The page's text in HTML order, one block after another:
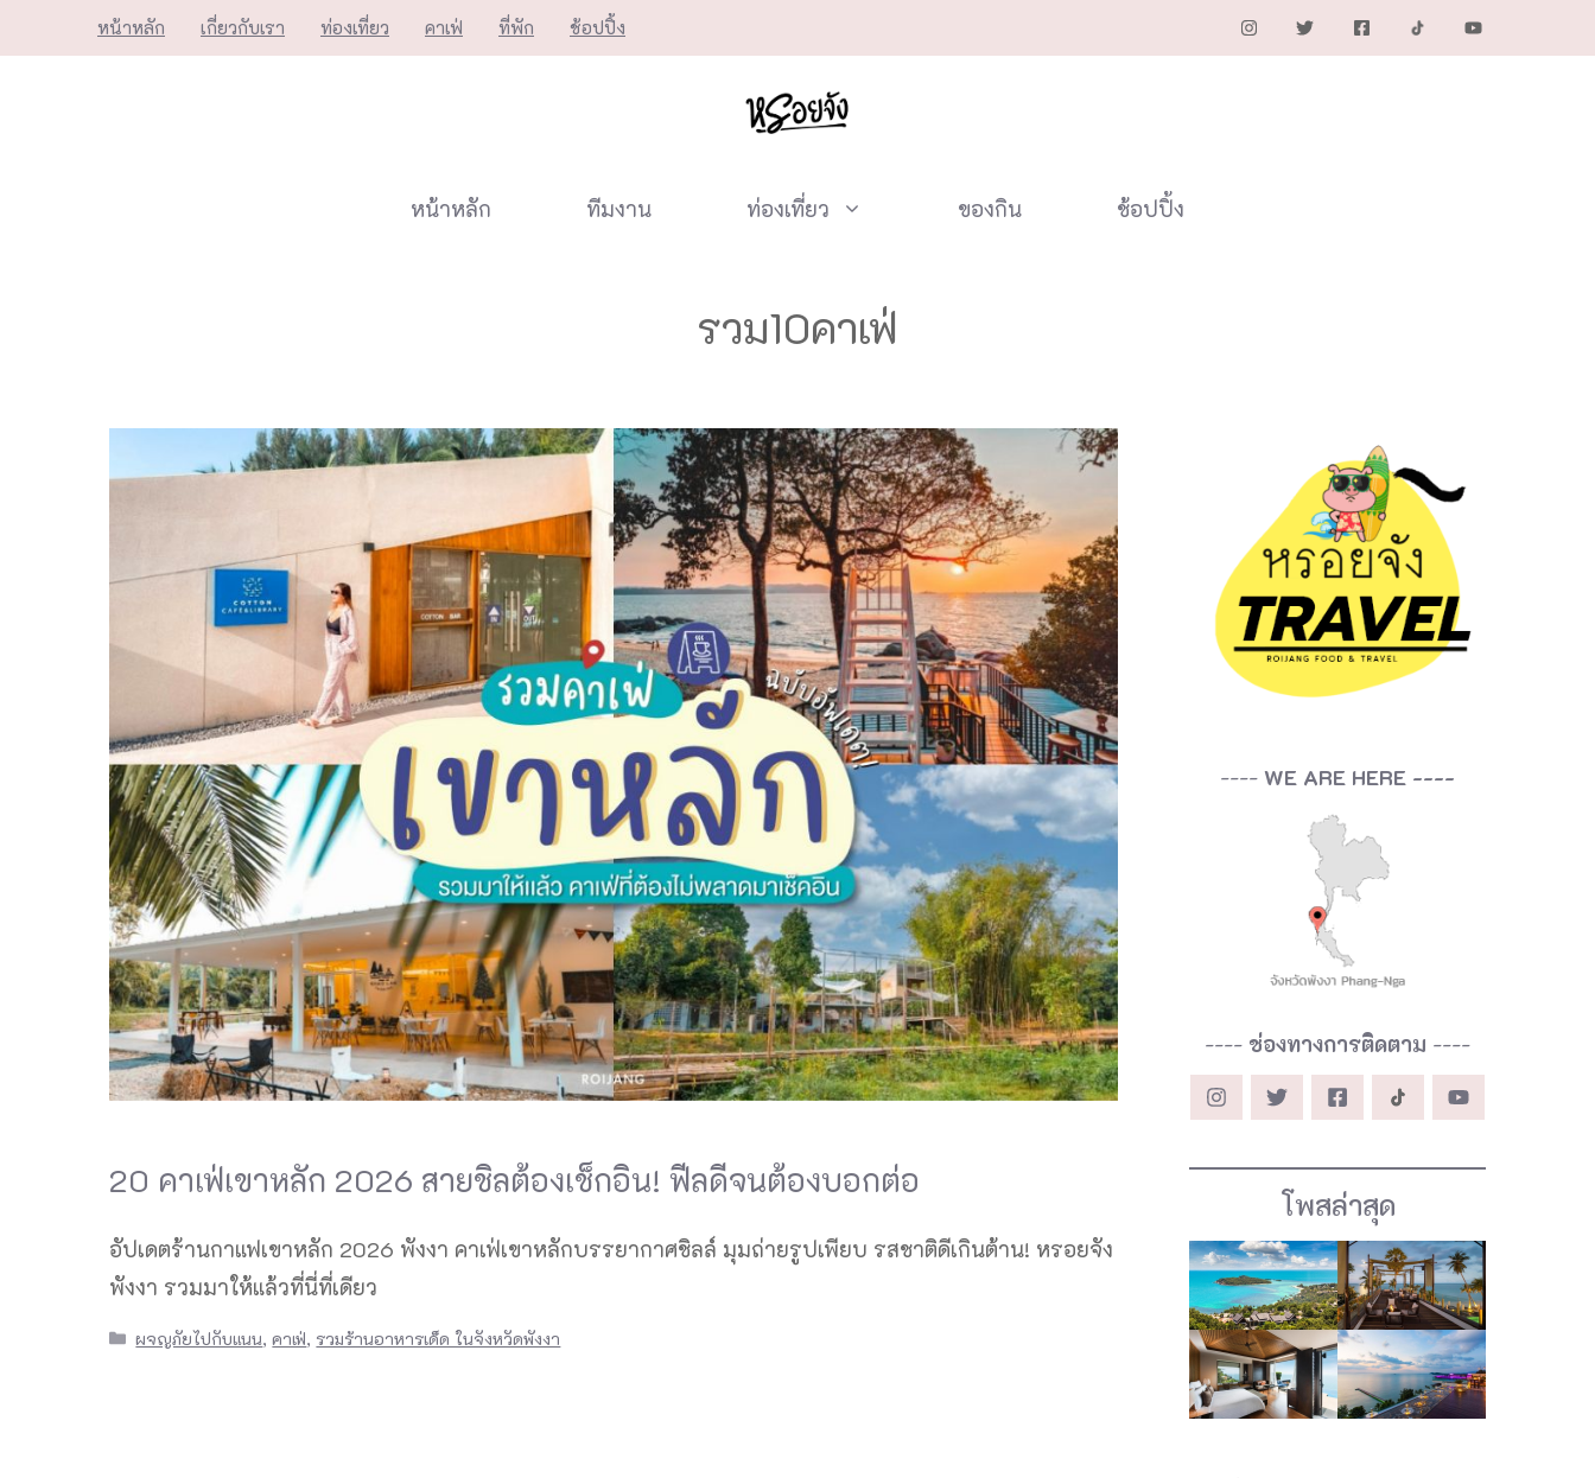
to
หน้าหลัก เกี่ยวกับเรา ท่องเที่ยว คาเฟ่ ที่พัก ช้อปปิ้ง
หน้าหลัก ทีมงาน ท่องเที่ยว ของกิน ช้อปปิ้ง
รวม10คาเฟ่
20 คาเฟ่เขาหลัก 2026 สายชิลต้องเช็กอิน! ฟีลดีจนต้องบอกต่อ
อัปเดตร้านกาแฟเขาหลัก 2026 พังงา คาเฟ่เขาหลักบรรยากาศชิลล์ มุมถ่ายรูปเพียบ รสชาติดีเกินต้าน! หรอยจัง
พังงา รวมมาให้แล้วที่นี่ที่เดียว
Categories
ผจญภัยไปกับแนน,คาเฟ่, รวมร้านอาหารเด็ด ในจังหวัดพังงา
---- WE ARE HERE ----
---- ช่องทางการติดตาม ----
โพสล่าสุด